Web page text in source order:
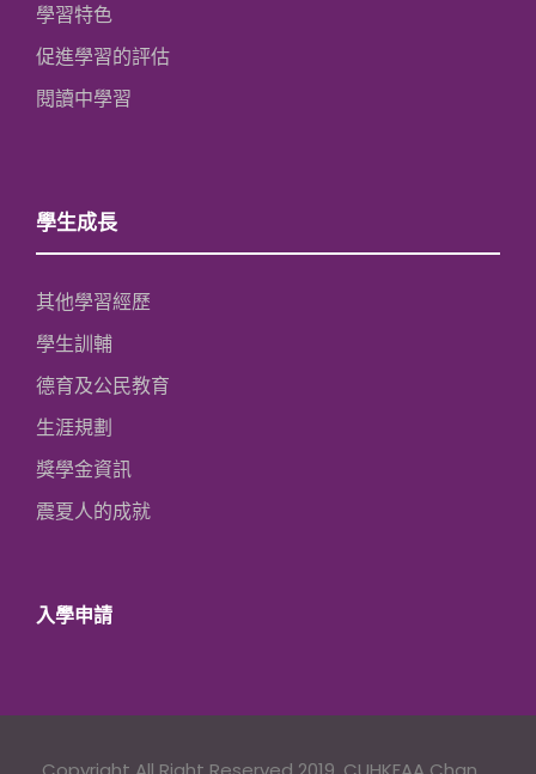
學習特色
促進學習的評估
閱讀中學習
學生成長
其他學習經歷
學生訓輔
德育及公民教育
生涯規劃
獎學金資訊
震夏人的成就
入學申請